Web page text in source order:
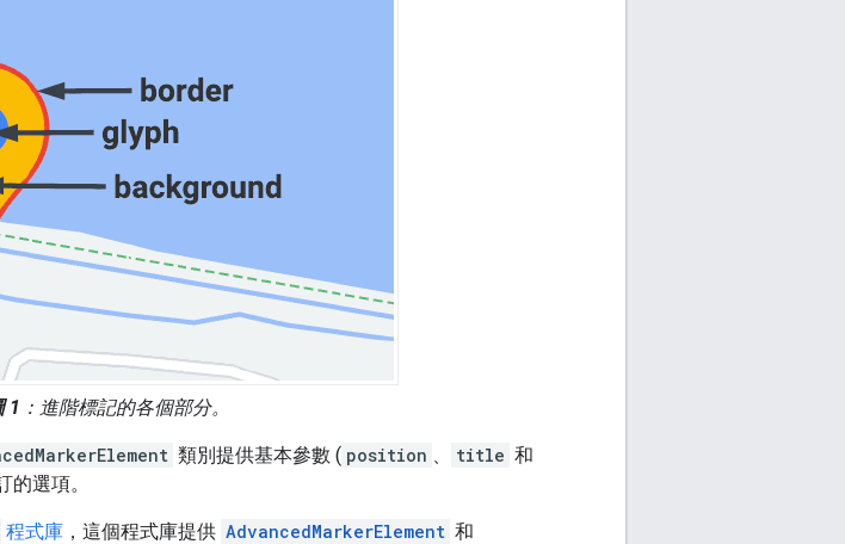
1 ：進階標記的各個部分。
類別提供基本參數 ( position 、 title 和
選項。
程式庫 ，這個程式庫提供 AdvancedMarkerElement 和